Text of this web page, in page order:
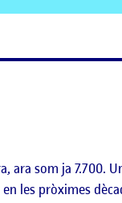
ara som ja 7.700.
les pròximes